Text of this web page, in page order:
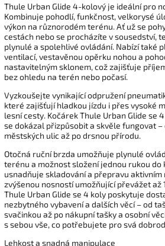
Thule Urban Glide 4-kolový je ideální pro
Kombinuje pohodlí, funkčnost, velkorysé
výkon na různorodém terénu. Ať už se
cestách nebo se procházíte v sousedství,
plynulé a spolehlivé ovládání. Nabízí také
ventilací, vestavěnou opěrku nohou a
nastavitelným sklonem, což zajišťuje
bez ohledu na terén nebo počasí.
Vyzkoušejte vynikající odpružení
které zajišťují hladkou jízdu i přes vysoké
lesní cesty. Kočárek Thule Urban Glide se
se dokázal přizpůsobit a skvěle fungovat –
městských ulic až po drsnou přírodu.
Otočná ruční brzda umožňuje plynulé
terénu a možnost složení jednou rukou do
usnadňuje skladování a přepravu aktivním
zvýšenou nosností umožňující převážet až
Thule Urban Glide se 4 koly poskytuje
nezbytného vybavení a dalších věcí – od
svačinkou až po nákupní tašky a osobní
s sebou vše, co potřebujete pro svá
Lehkost a snadná manipulace